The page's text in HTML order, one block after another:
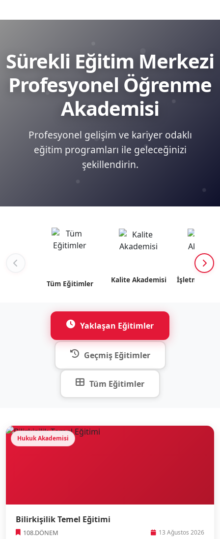
Sürekli Eğitim Merkezi
Profesyonel Öğrenme
Akademisi
Profesyonel gelişim ve kariyer odaklı
eğitim programları ile geleceğinizi
şekillendirin.
Tüm Eğitimler Kalite Akademisi İşletme
Yaklaşan Eğitimler
Geçmiş Eğitimler
Tüm Eğitimler
Hukuk Akademisi
Bilirkişilik Temel Eğitimi
108.DÖNEM 13 Ağustos 2026